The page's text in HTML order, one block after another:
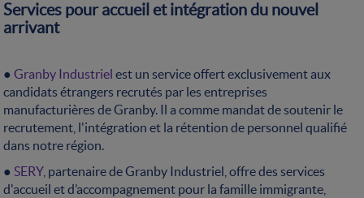
Services pour accueil et intégration du nouvel
arrivant
●Granby Industriel est un service offert exclusivement aux
candidats étrangers recrutés par les entreprises
manufacturières de Granby. Il a comme mandat de soutenir le
recrutement, l'intégration et la rétention de personnel qualifié
dans notre région.
●SERY, partenaire de Granby Industriel, offre des services
d'accueil et d’accompagnement pour la famille immigrante,